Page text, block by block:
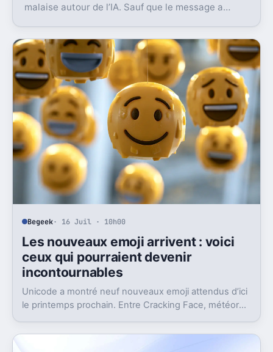
malaise autour de l’IA. Sauf que le message a
Begeek· 16 Juil · 10h00
Les nouveaux emoji arrivent : voici
ceux qui pourraient devenir
incontournables
Unicode a montré neuf nouveaux emoji attendus d’ici
le printemps prochain. Entre Cracking Face, météore